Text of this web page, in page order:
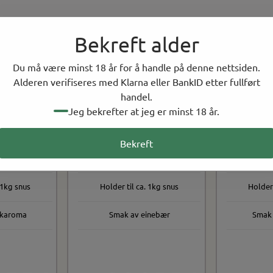
Bekreft alder
Du må være minst 18 år for å handle på denne nettsiden.
Alderen verifiseres med Klarna eller BankID etter fullført
handel.
Jeg bekrefter at jeg er minst 18 år.
Bekreft
Tilbehør
snus
25ml flaske
Holder til ca. 1kg snus
Smak av einebær
På lager